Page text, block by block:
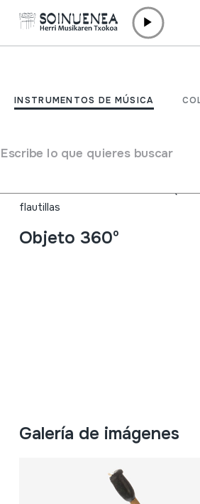
INSTRUMENTOS DE MÚSICA
Escribe lo que quieres buscar
GAITA MACHO;
Autor Ez dakigu.
Aerófonos->Flautas->Recta (de
flautillas
Objeto 360º
Galería de imágenes